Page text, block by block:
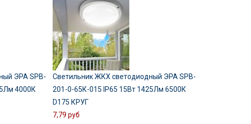
ЭРА SPB-
4000К
Светильник ЖКХ светодиодный ЭРА SPB-
201-0-65К-015 IP65 15Вт 1425Лм 6500К
D175 КРУГ
7,79 руб